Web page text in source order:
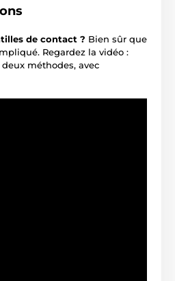
de contact ? Bien sûr que
Regardez la vidéo :
méthodes, avec